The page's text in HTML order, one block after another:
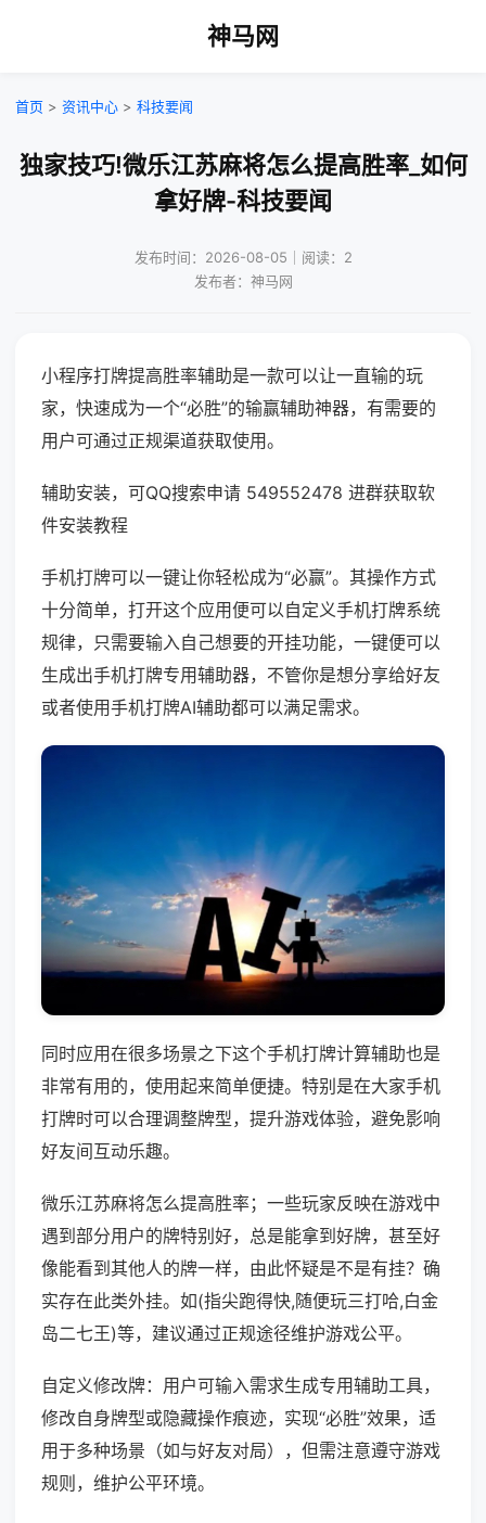
神马网
首页 > 资讯中心 > 科技要闻
独家技巧!微乐江苏麻将怎么提高胜率_如何
拿好牌-科技要闻
发布时间：2026-08-05｜阅读：2
发布者：神马网
小程序打牌提高胜率辅助是一款可以让一直输的玩
家，快速成为一个“必胜”的输赢辅助神器，有需要的
用户可通过正规渠道获取使用。
辅助安装，可QQ搜索申请 549552478 进群获取软
件安装教程
手机打牌可以一键让你轻松成为“必赢”。其操作方式
十分简单，打开这个应用便可以自定义手机打牌系统
规律，只需要输入自己想要的开挂功能，一键便可以
生成出手机打牌专用辅助器，不管你是想分享给好友
或者使用手机打牌AI辅助都可以满足需求。
同时应用在很多场景之下这个手机打牌计算辅助也是
非常有用的，使用起来简单便捷。特别是在大家手机
打牌时可以合理调整牌型，提升游戏体验，避免影响
好友间互动乐趣。
微乐江苏麻将怎么提高胜率；一些玩家反映在游戏中
遇到部分用户的牌特别好，总是能拿到好牌，甚至好
像能看到其他人的牌一样，由此怀疑是不是有挂？确
实存在此类外挂。如(指尖跑得快,随便玩三打哈,白金
岛二七王)等，建议通过正规途径维护游戏公平。
自定义修改牌：用户可输入需求生成专用辅助工具，
修改自身牌型或隐藏操作痕迹，实现“必胜”效果，适
用于多种场景（如与好友对局），但需注意遵守游戏
规则，维护公平环境。